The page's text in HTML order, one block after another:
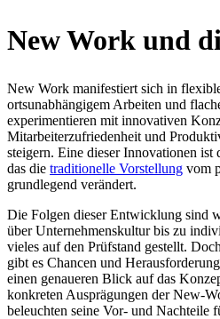
New Work und
New Work manifestiert sich in
ortsunabhängigem Arbeiten und
experimentieren mit innovativen
Mitarbeiterzufriedenheit und
steigern. Eine dieser Innovationen
das die traditionelle Vorstellung vom
grundlegend verändert.
Die Folgen dieser Entwicklung sind
über Unternehmenskultur bis zu
vieles auf den Prüfstand gestellt.
gibt es Chancen und
einen genaueren Blick auf das
konkreten Ausprägungen der New-
beleuchten seine Vor- und Nachteile